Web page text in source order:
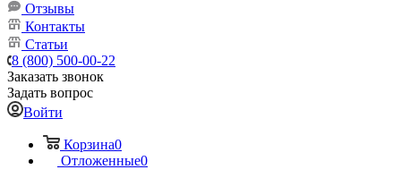
Отзывы
Контакты
Статьи
8 (800) 500-00-22
Заказать звонок
Задать вопрос
Войти
Корзина0
Отложенные0